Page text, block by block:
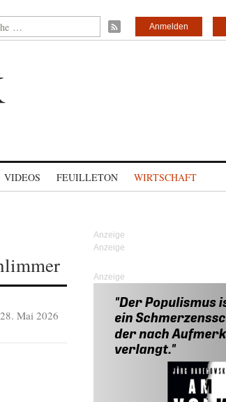
Anmelden
VIDEOS FEUILLETON WIRTSCHAFT
Mai 2026
Anzeige